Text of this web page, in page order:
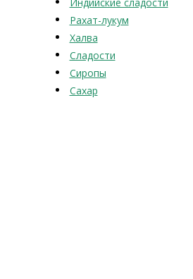
Индийские сладости
Рахат-лукум
Халва
Сладости
Сиропы
Сахар